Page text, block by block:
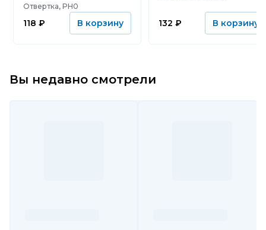
Отвертка, PH0
118 ₽ В корзину 132 ₽ В корзину
Вы недавно смотрели